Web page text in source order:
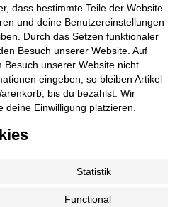
dass bestimmte Teile der Website
und deine Benutzereinstellungen
Durch das Setzen funktionaler
Besuch unserer Website. Auf
Besuch unserer Website nicht
eingeben, so bleiben Artikel
bis du bezahlst. Wir
Einwilligung platzieren.
Statistik
Functional